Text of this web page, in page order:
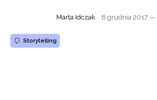
Marta Idczak 8 grudnia 2017 —
Storytelling